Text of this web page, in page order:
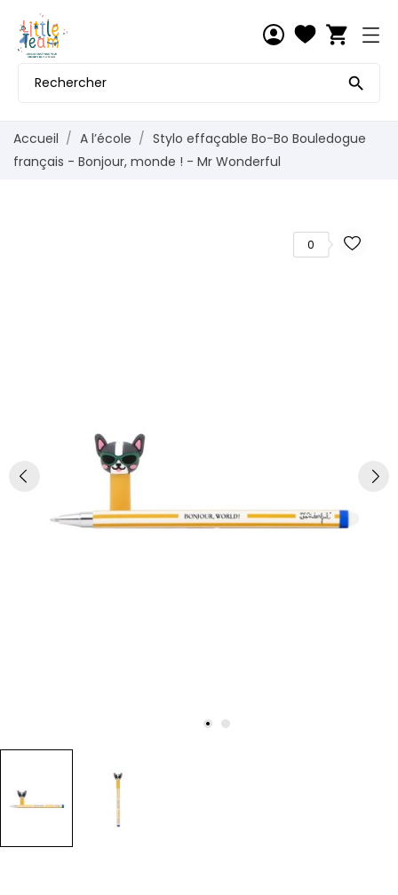
shopping_cart

Accueil A l’école
Stylo effaçable Bo-Bo Bouledogue
français - Bonjour, monde ! - Mr Wonderful
0